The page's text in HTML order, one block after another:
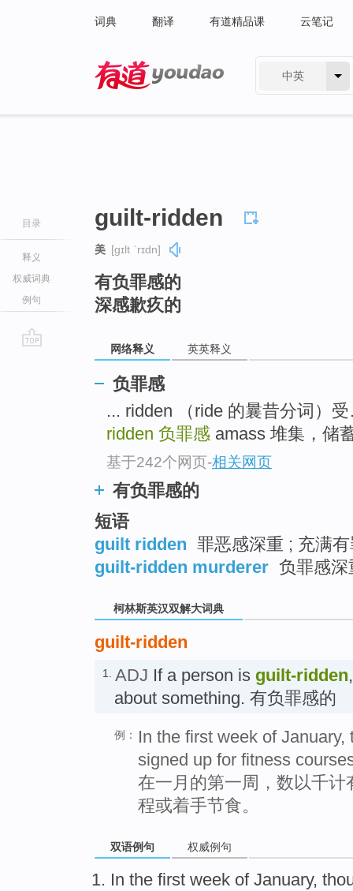
词典 翻译 有道精品课 云笔记
中英
目录
释义
权威词典
例句
guilt-ridden
美 [ɡɪlt ˈrɪdn]
有负罪感的
深感歉疚的
网络释义 英英释义
负罪感
... ridden （ride 的曩昔分词
ridden 负罪感 amass 堆集，储
基于242个网页-相关网页
有负罪感的
短语
guilt ridden 罪恶感深重 ; 充满
guilt-ridden murderer 负罪感
柯林斯英汉双解大词典
guilt-ridden
1. ADJ If a person is guilt-ridden
about something. 有负罪感的
例：
In the first week of
signed up for fitness
在一月的第一周，数以千
程或着手节食。
双语例句 权威例句
In the first week of January,